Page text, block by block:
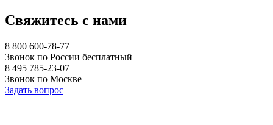
Свяжитесь с нами
8 800 600-78-77
Звонок по России бесплатный
8 495 785-23-07
Звонок по Москве
Задать вопрос